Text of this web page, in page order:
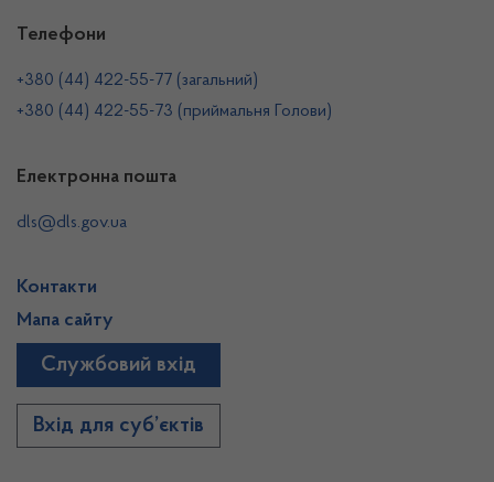
Телефони
+380 (44) 422-55-77 (загальний)
+380 (44) 422-55-73 (приймальня Голови)
Електронна пошта
dls@dls.gov.ua
Контакти
Мапа сайту
Службовий вхід
Вхід для суб’єктів